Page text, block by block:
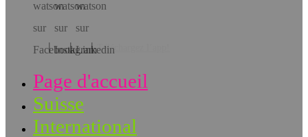
Téléchargez l’app!
Page d'accueil
Suisse
International